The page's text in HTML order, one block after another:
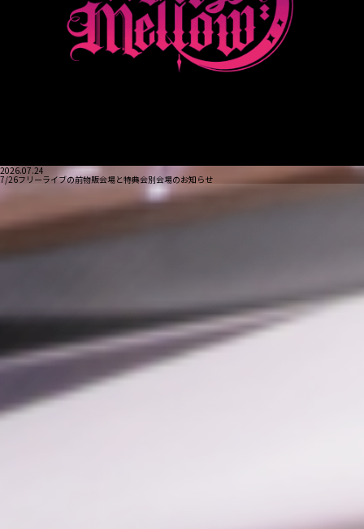
2026.07.24
7/26フリーライブの前物販会場と特典会別会場のお知らせ